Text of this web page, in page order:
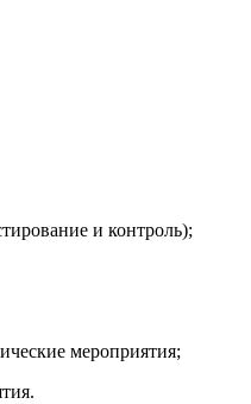
и контроль);
мероприятия;